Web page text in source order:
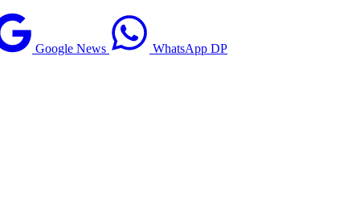
Google News WhatsApp DP